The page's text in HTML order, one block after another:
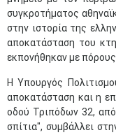
συγκροτήματος
στην ιστορία της
αποκατάσταση του
εκπονήθηκαν με
Η Υπουργός
αποκατάσταση και η
οδού Τριπόδων 32,
σπίτια", συμβάλλει